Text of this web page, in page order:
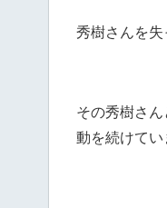
秀樹さんを失
その秀樹さ
動を続けてい